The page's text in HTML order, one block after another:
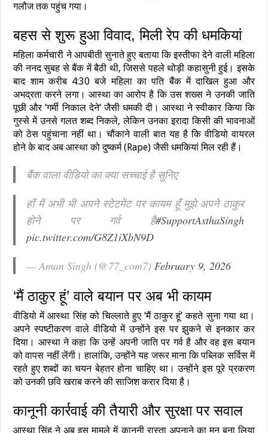
गलौज तक पहुंच गया।
बहस से शुरू हुआ विवाद, मिली रेप की धमकियां
महिला कर्मचारी ने आपबीती सुनाते हुए बताया कि इस्तीफा देने वाली महिला
की ननद सुबह से बैंक में बैठी थी, जिससे पहले थोड़ी कहासुनी हुई। इसके
बाद शाम करीब 4:30 बजे महिला का पति बैंक में दाखिल हुआ और
अभद्रता करने लगा। आस्था का आरोप है कि उस शख्स ने उनकी जाति
पूछी और ‘गर्मी निकाल देने’ जैसी धमकी दी। आस्था ने स्वीकार किया कि
गुस्से में उनसे गलत शब्द निकले, लेकिन उनका इरादा किसी की भावनाओं
को ठेस पहुंचाना नहीं था। चौंकाने वाली बात यह है कि वीडियो वायरल
होने के बाद अब आस्था को दुष्कर्म (Rape) जैसी धमकियां मिल रही हैं।
बैंक वाला वीडियो का क्या सच्चाई है सुनिए
हाँ में अभी भी अपने स्टेटमेंट पर कायम हूँ मुझे अपने ठाकुर
होने पर गर्व है#SupportAsthaSingh
pic.twitter.com/G8Z1iXbN9D
— Aman Singh (@77_com7)February 9, 2026
‘मैं ठाकुर हूं’ वाले बयान पर अब भी कायम
वीडियो में आस्था सिंह को चिल्लाते हुए ‘मैं ठाकुर हूं’ कहते सुना गया था।
अपने स्पष्टीकरण वाले वीडियो में उन्होंने इस पर झुकने से इनकार कर
दिया। आस्था ने कहा कि उन्हें अपनी जाति पर गर्व है और वह इस बयान
को वापस नहीं लेंगी। हालांकि, उन्होंने यह जरूर माना कि पब्लिक सर्विस में
रहते हुए शब्दों का चयन बेहतर होना चाहिए था। उन्होंने इस पूरे प्रकरण
को उनकी छवि खराब करने की साजिश करार दिया है।
कानूनी कार्रवाई की तैयारी और सुरक्षा पर सवाल
आस्था सिंह ने अब इस मामले में कानूनी रास्ता अपनाने का मन बना लिया